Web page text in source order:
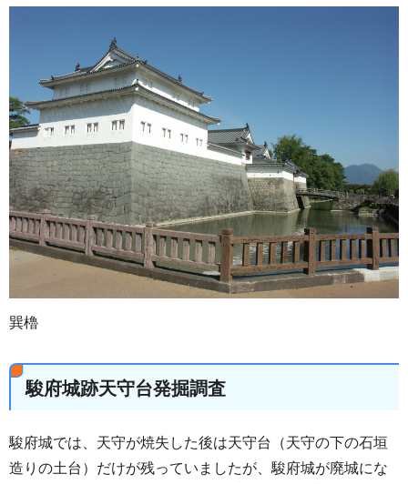
巽櫓
駿府城跡天守台発掘調査
駿府城では、天守が焼失した後は天守台（天守の下の石垣
造りの土台）だけが残っていましたが、駿府城が廃城にな